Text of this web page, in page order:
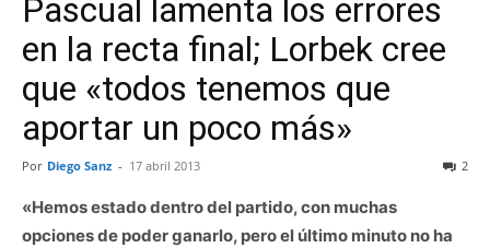
Pascual lamenta los errores
en la recta final; Lorbek cree
que «todos tenemos que
aportar un poco más»
Por Diego Sanz - 17 abril 2013 2
«Hemos estado dentro del partido, con muchas
opciones de poder ganarlo, pero el último minuto no ha